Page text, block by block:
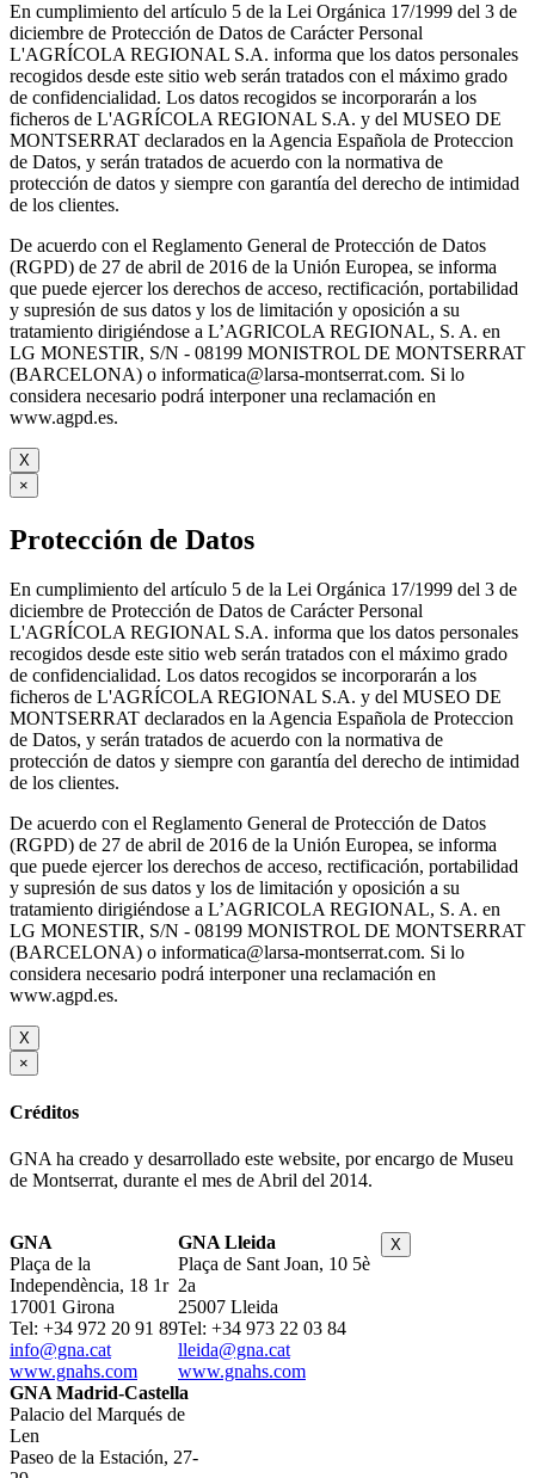
En cumplimiento del artículo 5 de la Lei Orgánica 17/1999 del 3 de
diciembre de Protección de Datos de Carácter Personal
L'AGRÍCOLA REGIONAL S.A. informa que los datos personales
recogidos desde este sitio web serán tratados con el máximo grado
de confidencialidad. Los datos recogidos se incorporarán a los
ficheros de L'AGRÍCOLA REGIONAL S.A. y del MUSEO DE
MONTSERRAT declarados en la Agencia Española de Proteccion
de Datos, y serán tratados de acuerdo con la normativa de
protección de datos y siempre con garantía del derecho de intimidad
de los clientes.
De acuerdo con el Reglamento General de Protección de Datos
(RGPD) de 27 de abril de 2016 de la Unión Europea, se informa
que puede ejercer los derechos de acceso, rectificación, portabilidad
y supresión de sus datos y los de limitación y oposición a su
tratamiento dirigiéndose a L’AGRICOLA REGIONAL, S. A. en
LG MONESTIR, S/N - 08199 MONISTROL DE MONTSERRAT
(BARCELONA) o informatica@larsa-montserrat.com. Si lo
considera necesario podrá interponer una reclamación en
www.agpd.es.
X
×
Protección de Datos
En cumplimiento del artículo 5 de la Lei Orgánica 17/1999 del 3 de
diciembre de Protección de Datos de Carácter Personal
L'AGRÍCOLA REGIONAL S.A. informa que los datos personales
recogidos desde este sitio web serán tratados con el máximo grado
de confidencialidad. Los datos recogidos se incorporarán a los
ficheros de L'AGRÍCOLA REGIONAL S.A. y del MUSEO DE
MONTSERRAT declarados en la Agencia Española de Proteccion
de Datos, y serán tratados de acuerdo con la normativa de
protección de datos y siempre con garantía del derecho de intimidad
de los clientes.
De acuerdo con el Reglamento General de Protección de Datos
(RGPD) de 27 de abril de 2016 de la Unión Europea, se informa
que puede ejercer los derechos de acceso, rectificación, portabilidad
y supresión de sus datos y los de limitación y oposición a su
tratamiento dirigiéndose a L’AGRICOLA REGIONAL, S. A. en
LG MONESTIR, S/N - 08199 MONISTROL DE MONTSERRAT
(BARCELONA) o informatica@larsa-montserrat.com. Si lo
considera necesario podrá interponer una reclamación en
www.agpd.es.
X
×
Créditos
GNA ha creado y desarrollado este website, por encargo de Museu
de Montserrat, durante el mes de Abril del 2014.
GNA
Plaça de la
Independència, 18 1r
17001 Girona
Tel: +34 972 20 91 89
info@gna.cat
www.gnahs.com
GNA Lleida
Plaça de Sant Joan, 10 5è
2a
25007 Lleida
Tel: +34 973 22 03 84
lleida@gna.cat
www.gnahs.com
GNA Madrid-Castella
Palacio del Marqués de
Len
Paseo de la Estación, 27-
X